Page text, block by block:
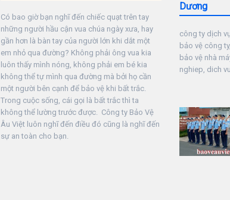
Có bao giờ bạn nghĩ đến chiếc quạt trên tay
những người hầu cận vua chúa ngày xưa, hay
gần hơn là bàn tay của người lớn khi dắt một
em nhỏ qua đường? Không phải ông vua kia
luôn thấy mình nóng, không phải em bé kia
không thể tự mình qua đường mà bởi họ cần
một người bên cạnh để bảo vệ khi bất trắc.
Trong cuộc sống, cái gọi là bất trắc thì ta
không thể lường trước được. Công ty Bảo Vệ
Âu Việt luôn nghĩ đến điều đó cũng là nghĩ đến
sự an toàn cho bạn.
Dương
công ty dịch
bảo vệ công
bảo vệ nhà
nghiep, dich